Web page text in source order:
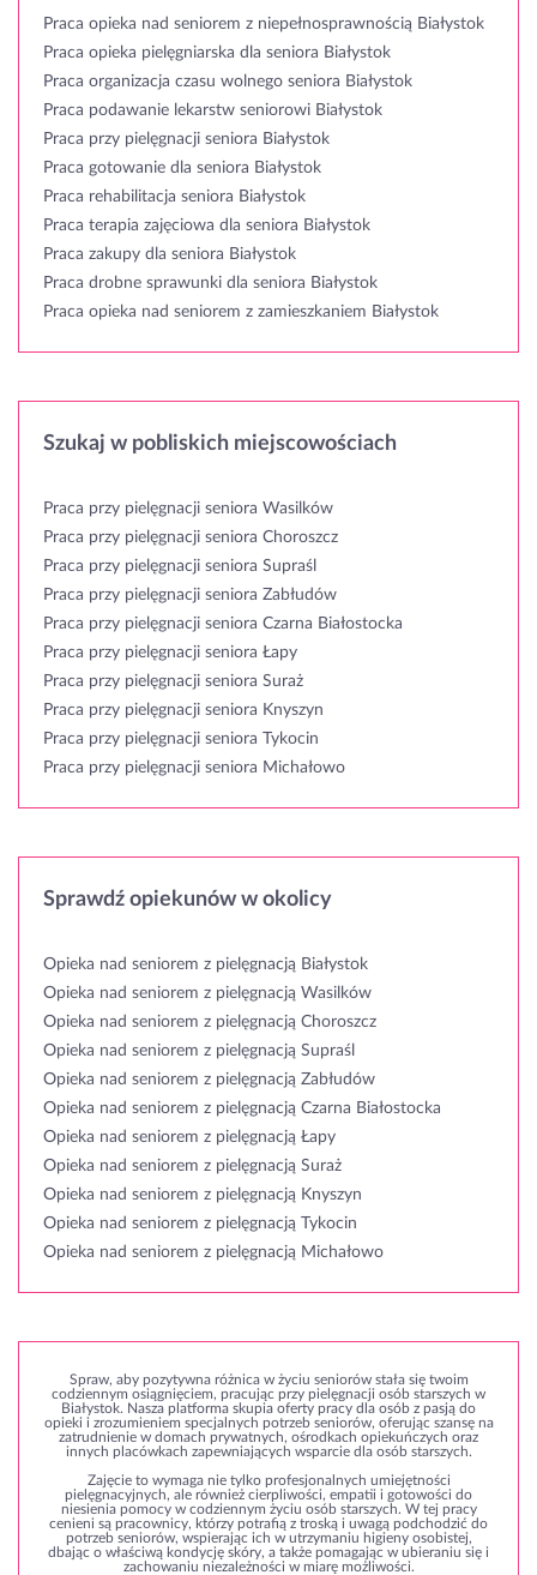
Praca opieka nad seniorem z niepełnosprawnością Białystok
Praca opieka pielęgniarska dla seniora Białystok
Praca organizacja czasu wolnego seniora Białystok
Praca podawanie lekarstw seniorowi Białystok
Praca przy pielęgnacji seniora Białystok
Praca gotowanie dla seniora Białystok
Praca rehabilitacja seniora Białystok
Praca terapia zajęciowa dla seniora Białystok
Praca zakupy dla seniora Białystok
Praca drobne sprawunki dla seniora Białystok
Praca opieka nad seniorem z zamieszkaniem Białystok
Szukaj w pobliskich miejscowościach
Praca przy pielęgnacji seniora Wasilków
Praca przy pielęgnacji seniora Choroszcz
Praca przy pielęgnacji seniora Supraśl
Praca przy pielęgnacji seniora Zabłudów
Praca przy pielęgnacji seniora Czarna Białostocka
Praca przy pielęgnacji seniora Łapy
Praca przy pielęgnacji seniora Suraż
Praca przy pielęgnacji seniora Knyszyn
Praca przy pielęgnacji seniora Tykocin
Praca przy pielęgnacji seniora Michałowo
Sprawdź opiekunów w okolicy
Opieka nad seniorem z pielęgnacją Białystok
Opieka nad seniorem z pielęgnacją Wasilków
Opieka nad seniorem z pielęgnacją Choroszcz
Opieka nad seniorem z pielęgnacją Supraśl
Opieka nad seniorem z pielęgnacją Zabłudów
Opieka nad seniorem z pielęgnacją Czarna Białostocka
Opieka nad seniorem z pielęgnacją Łapy
Opieka nad seniorem z pielęgnacją Suraż
Opieka nad seniorem z pielęgnacją Knyszyn
Opieka nad seniorem z pielęgnacją Tykocin
Opieka nad seniorem z pielęgnacją Michałowo
Spraw, aby pozytywna różnica w życiu seniorów stała się twoim
codziennym osiągnięciem, pracując przy pielęgnacji osób starszych w
Białystok. Nasza platforma skupia oferty pracy dla osób z pasją do
opieki i zrozumieniem specjalnych potrzeb seniorów, oferując szansę na
zatrudnienie w domach prywatnych, ośrodkach opiekuńczych oraz
innych placówkach zapewniających wsparcie dla osób starszych.
Zajęcie to wymaga nie tylko profesjonalnych umiejętności
pielęgnacyjnych, ale również cierpliwości, empatii i gotowości do
niesienia pomocy w codziennym życiu osób starszych. W tej pracy
cenieni są pracownicy, którzy potrafią z troską i uwagą podchodzić do
potrzeb seniorów, wspierając ich w utrzymaniu higieny osobistej,
dbając o właściwą kondycję skóry, a także pomagając w ubieraniu się i
zachowaniu niezależności w miarę możliwości.